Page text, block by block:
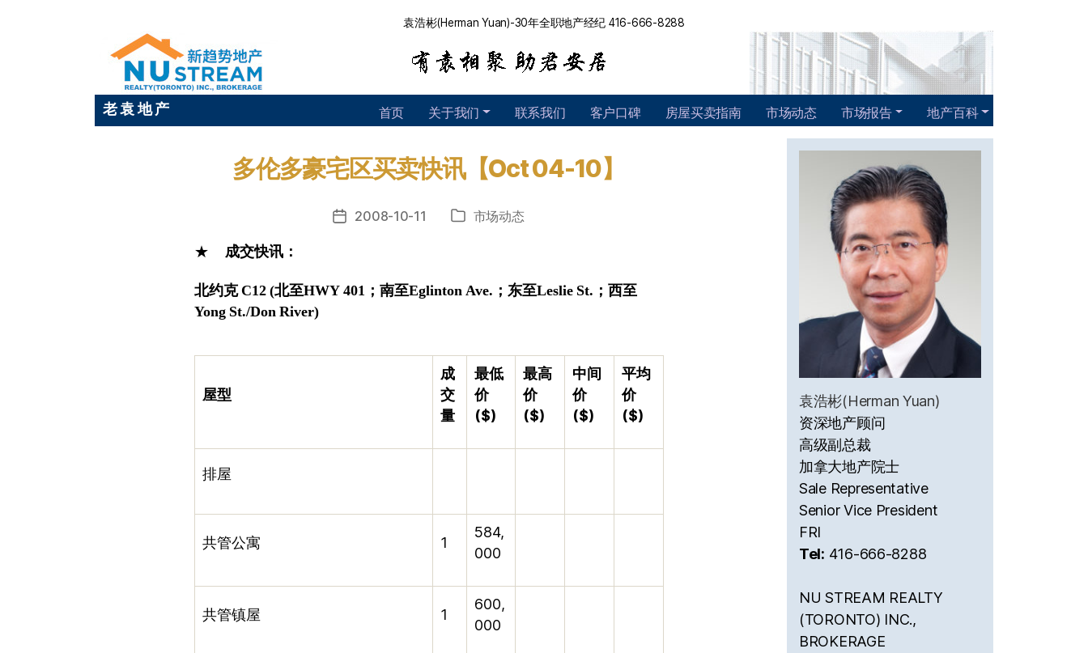
袁浩彬(Herman Yuan)-30年全职地产经纪 416-666-8288
老 袁 地 产 首页 关于我们 联系我们 客户口碑 房屋买卖指南 市场动态 市场报告 地产百科
多伦多豪宅区买卖快讯【Oct 04-10】
发 2008-10-11
分 市场动态
★ 成交快讯：
北约克C12(北至HWY 401 ； 南至Eglinton Ave. ； 东至Leslie St. ； 西至
Yong St./Don River)
屋型
成
交
量
最低
价
($)
最高
价
($)
中间
价
($)
平均
价
($)
排屋
共管公寓 1
584,
000
共管镇屋 1
600,
000
袁浩彬(Herman Yuan)
资深地产顾问
高级副总裁
加拿大地产院士
Sale Representative
Senior Vice President
FRI
Tel: 416-666-8288
NU STREAM REALTY
(TORONTO) INC.,
BROKERAGE